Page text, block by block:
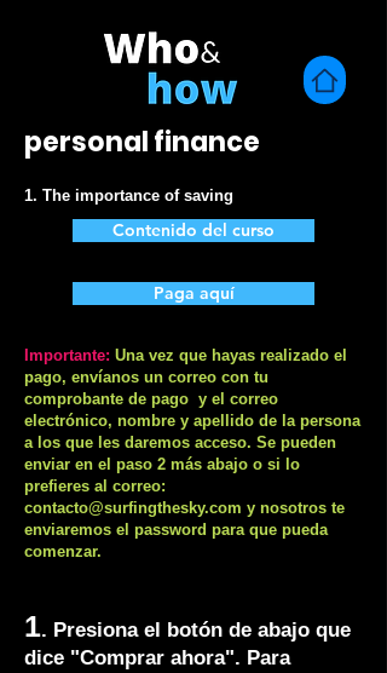
personal finance
1. The importance of saving
Contenido del curso
Paga aquí
Importante: Una vez que hayas realizado el
pago, envíanos un correo con tu
comprobante de pago y el correo
electrónico, nombre y apellido de la persona
a los que les daremos acceso. Se pueden
enviar en el paso 2 más abajo o si lo
prefieres al correo:
contacto@surfingthesky.com y nosotros te
enviaremos el password para que pueda
comenzar.
1. Presiona el botón de abajo que
dice "Comprar ahora". Para